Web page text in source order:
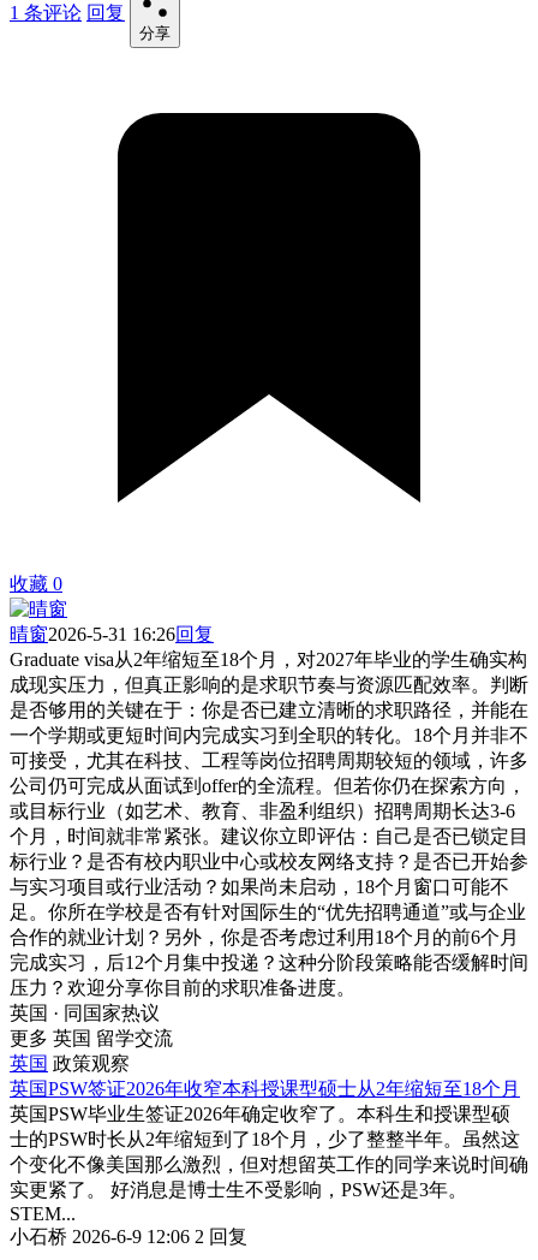
1 条评论 回复
分享
收藏 0
晴窗2026-5-31 16:26回复
Graduate visa从2年缩短至18个月，对2027年毕业的学生确实构
成现实压力，但真正影响的是求职节奏与资源匹配效率。判断
是否够用的关键在于：你是否已建立清晰的求职路径，并能在
一个学期或更短时间内完成实习到全职的转化。18个月并非不
可接受，尤其在科技、工程等岗位招聘周期较短的领域，许多
公司仍可完成从面试到offer的全流程。但若你仍在探索方向，
或目标行业（如艺术、教育、非盈利组织）招聘周期长达3-6
个月，时间就非常紧张。建议你立即评估：自己是否已锁定目
标行业？是否有校内职业中心或校友网络支持？是否已开始参
与实习项目或行业活动？如果尚未启动，18个月窗口可能不
足。你所在学校是否有针对国际生的“优先招聘通道”或与企业
合作的就业计划？另外，你是否考虑过利用18个月的前6个月
完成实习，后12个月集中投递？这种分阶段策略能否缓解时间
压力？欢迎分享你目前的求职准备进度。
英国 · 同国家热议
更多 英国 留学交流
英国 政策观察
英国PSW签证2026年收窄本科授课型硕士从2年缩短至18个月
英国PSW毕业生签证2026年确定收窄了。本科生和授课型硕
士的PSW时长从2年缩短到了18个月，少了整整半年。虽然这
个变化不像美国那么激烈，但对想留英工作的同学来说时间确
实更紧了。 好消息是博士生不受影响，PSW还是3年。
STEM...
小石桥 2026-6-9 12:06 2 回复